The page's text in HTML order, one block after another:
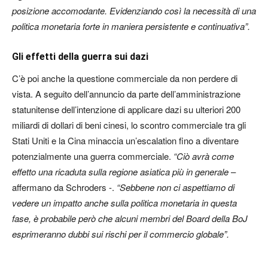
posizione accomodante. Evidenziando così la necessità di una
politica monetaria forte in maniera persistente e continuativa”.
Gli effetti della guerra sui dazi
C’è poi anche la questione commerciale da non perdere di
vista. A seguito dell’annuncio da parte dell’amministrazione
statunitense dell’intenzione di applicare dazi su ulteriori 200
miliardi di dollari di beni cinesi, lo scontro commerciale tra gli
Stati Uniti e la Cina minaccia un’escalation fino a diventare
potenzialmente una guerra commerciale. “Ciò avrà come
effetto una ricaduta sulla regione asiatica più in generale–
affermano da Schroders -. “Sebbene non ci aspettiamo di
vedere un impatto anche sulla politica monetaria in questa
fase, è probabile però che alcuni membri del Board della BoJ
esprimeranno dubbi sui rischi per il commercio globale”.